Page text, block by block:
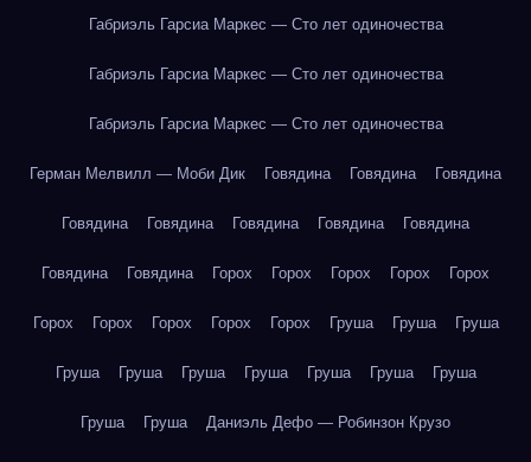
Габриэль Гарсиа Маркес — Сто лет одиночества
Габриэль Гарсиа Маркес — Сто лет одиночества
Габриэль Гарсиа Маркес — Сто лет одиночества
Герман Мелвилл — Моби Дик Говядина Говядина Говядина
Говядина Говядина Говядина Говядина Говядина
Говядина Говядина Горох Горох Горох Горох Горох
Горох Горох Горох Горох Горох Груша Груша Груша
Груша Груша Груша Груша Груша Груша Груша
Груша Груша Даниэль Дефо — Робинзон Крузо